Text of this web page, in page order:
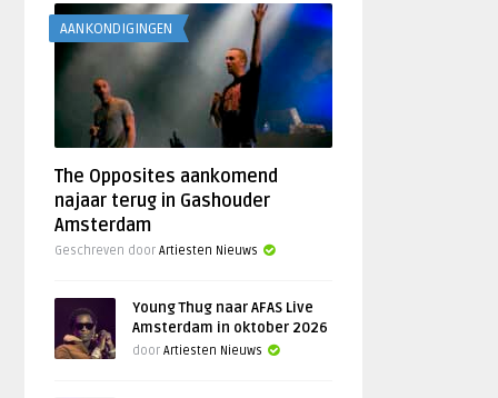
AANKONDIGINGEN
The Opposites aankomend
najaar terug in Gashouder
Amsterdam
Geschreven doorArtiesten Nieuws
Young Thug naar AFAS Live
Amsterdam in oktober 2026
doorArtiesten Nieuws